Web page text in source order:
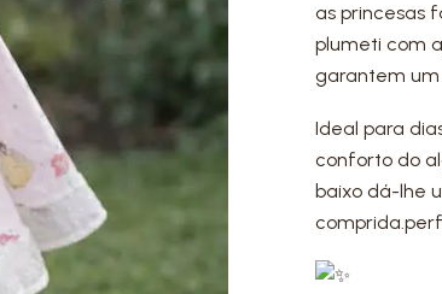
as princesas
plumeti com
garantem
Ideal para
conforto do
baixo dá-lhe